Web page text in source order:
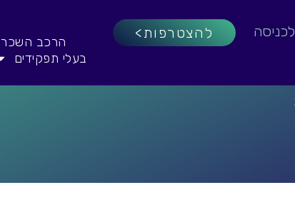
לכניסה להצטרפות>
הרכב השכר
בעלי תפקידים